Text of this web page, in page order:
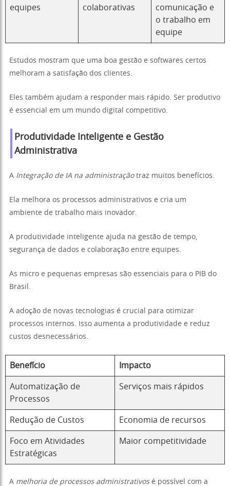
equipes
colaborativas
comunicação e
o trabalho em
equipe
Estudos mostram que uma boa gestão e softwares certos
melhoram a satisfação dos clientes.
Eles também ajudam a responder mais rápido. Ser produtivo
é essencial em um mundo digital competitivo.
Produtividade Inteligente e Gestão
Administrativa
A Integração de IA na administraçãotraz muitos benefícios.
Ela melhora os processos administrativos e cria um
ambiente de trabalho mais inovador.
A produtividade inteligente ajuda na gestão de tempo,
segurança de dados e colaboração entre equipes.
As micro e pequenas empresas são essenciais para o PIB do
Brasil.
A adoção de novas tecnologias é crucial para otimizar
processos internos. Isso aumenta a produtividade e reduz
custos desnecessários.
Benefício Impacto
Automatização de
Processos
Serviços mais rápidos
Redução de Custos Economia de recursos
Foco em Atividades
Estratégicas
Maior competitividade
A melhoria de processos administrativosé possível com a